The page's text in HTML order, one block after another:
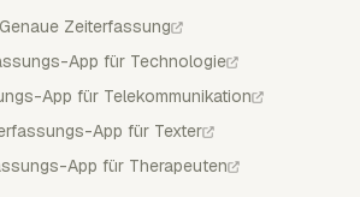
Genaue Zeiterfassung
App für Technologie
App für Telekommunikation
App für Texter
App für Therapeuten